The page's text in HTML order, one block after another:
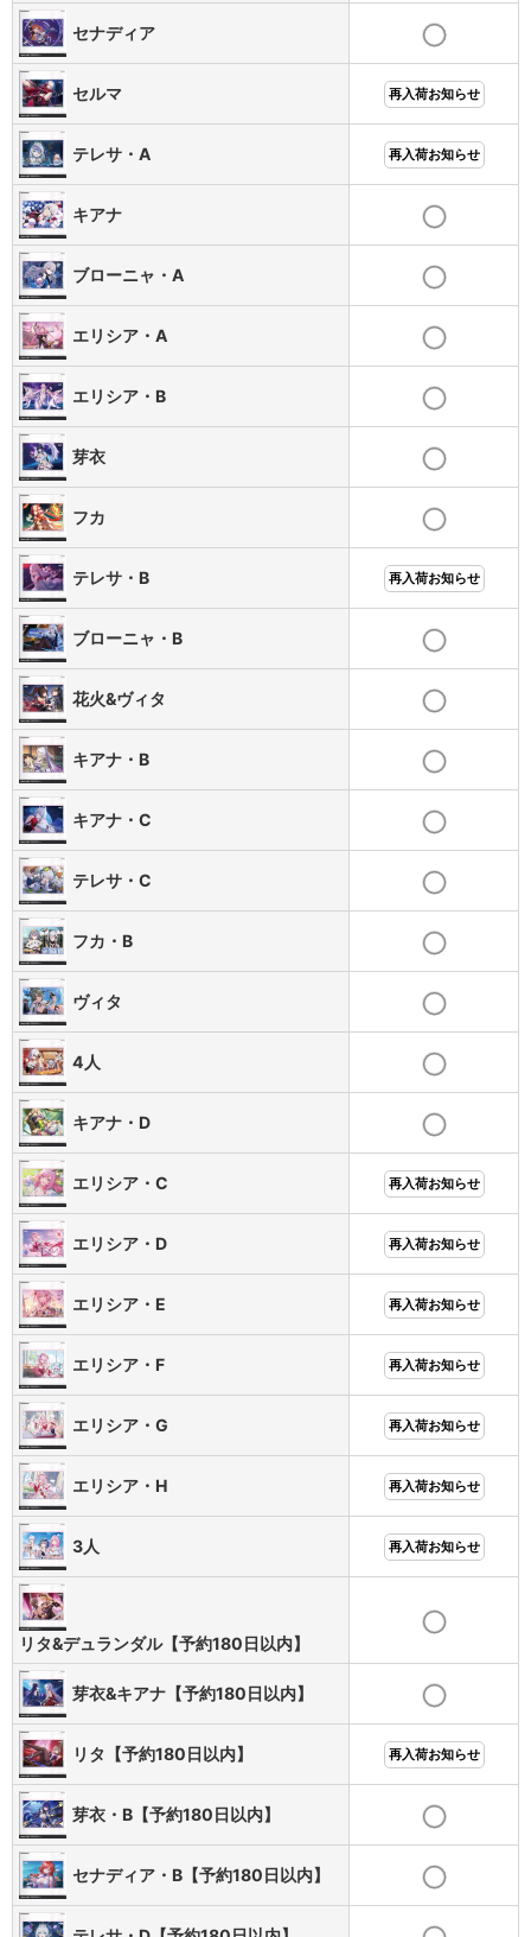
セナディア
セルマ 再入荷お知らせ
テレサ・A 再入荷お知らせ
キアナ
ブローニャ・A
エリシア・A
エリシア・B
芽衣
フカ
テレサ・B 再入荷お知らせ
ブローニャ・B
花火&ヴィタ
キアナ・B
キアナ・C
テレサ・C
フカ・B
ヴィタ
4人
キアナ・D
エリシア・C 再入荷お知らせ
エリシア・D 再入荷お知らせ
エリシア・E 再入荷お知らせ
エリシア・F 再入荷お知らせ
エリシア・G 再入荷お知らせ
エリシア・H 再入荷お知らせ
3人 再入荷お知らせ
リタ&デュランダル【予約180日以内】
芽衣&キアナ【予約180日以内】
リタ【予約180日以内】 再入荷お知らせ
芽衣・B【予約180日以内】
セナディア・B【予約180日以内】